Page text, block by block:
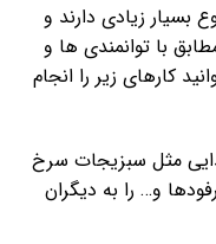
بسیار زیادی دارند و
با توانمندی ها و
کارهای زیر را انجام
مثل سبزیجات سرخ
و… را به دیگران